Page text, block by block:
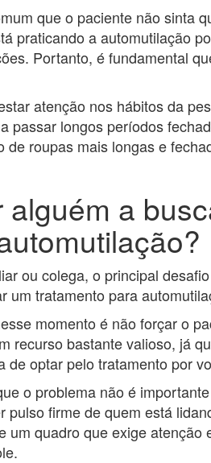
que o paciente não sinta
praticando a automutilação
Portanto, é fundamental
atenção nos hábitos da
passar longos períodos
de roupas mais longas e
a
ou colega, o principal
um tratamento para
momento é não forçar o
recurso bastante valioso, já
optar pelo tratamento por
o problema não é
pulso firme de quem está
um quadro que exige atenção